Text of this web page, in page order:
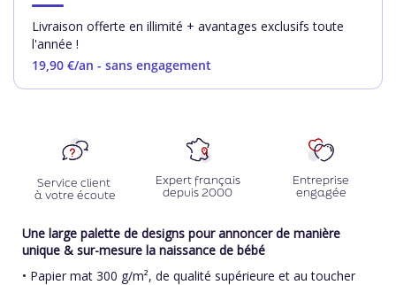
Livraison offerte en illimité + avantages exclusifs toute
l'année !
19,90 €/an - sans engagement
Service client
à votre écoute
Expert français
depuis 2000
Entreprise
engagée
Une large palette de designs pour annoncer de manière
unique & sur-mesure la naissance de bébé
• Papier mat 300 g/m², de qualité supérieure et au toucher